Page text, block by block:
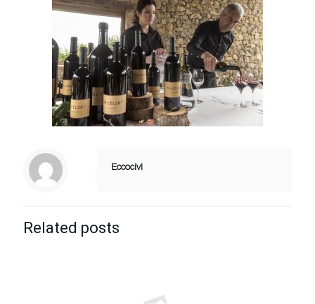
Eccocivi
Related posts